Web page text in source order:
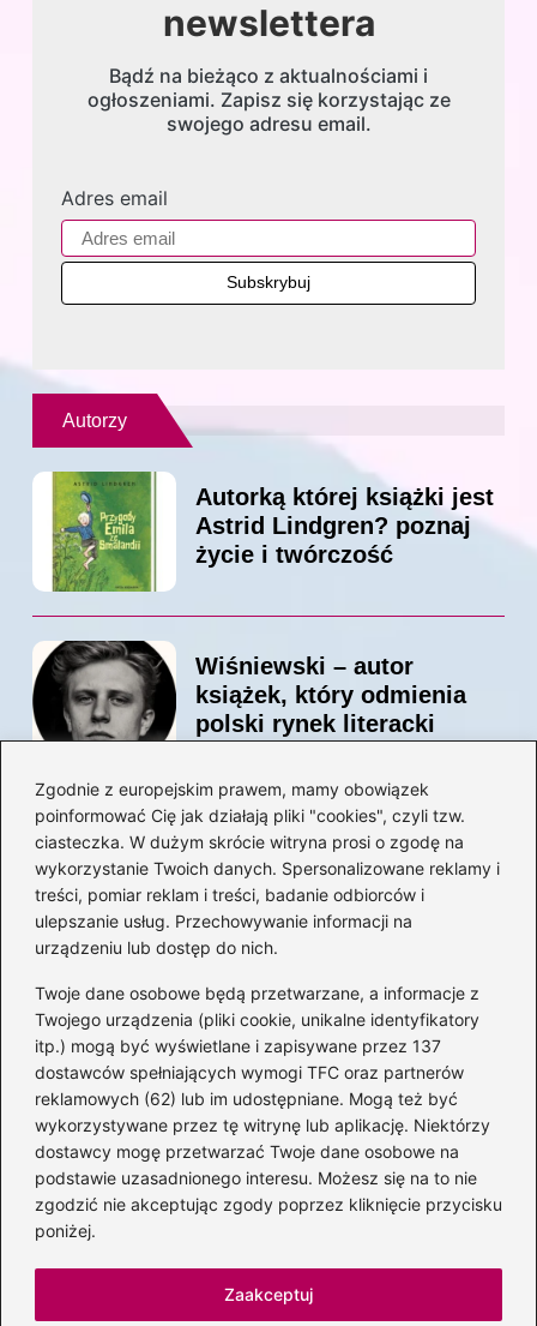
Zgodnie z europejskim prawem, mamy obowiązek
poinformować Cię jak działają pliki "cookies", czyli tzw.
ciasteczka. W dużym skrócie witryna prosi o zgodę na
wykorzystanie Twoich danych. Spersonalizowane reklamy i
treści, pomiar reklam i treści, badanie odbiorców i
ulepszanie usług. Przechowywanie informacji na
urządzeniu lub dostęp do nich.
Twoje dane osobowe będą przetwarzane, a informacje z
Twojego urządzenia (pliki cookie, unikalne identyfikatory
itp.) mogą być wyświetlane i zapisywane przez 137
dostawców spełniających wymogi TFC oraz partnerów
reklamowych (62) lub im udostępniane. Mogą też być
wykorzystywane przez tę witrynę lub aplikację. Niektórzy
dostawcy mogę przetwarzać Twoje dane osobowe na
podstawie uzasadnionego interesu. Możesz się na to nie
zgodzić nie akceptując zgody poprzez kliknięcie przycisku
poniżej.
Zaakceptuj
newslettera
Bądź na bieżąco z aktualnościami i
ogłoszeniami. Zapisz się korzystając ze
swojego adresu email.
Adres email
Autorzy
Autorką której książki jest
Astrid Lindgren? poznaj
życie i twórczość
Wiśniewski – autor
książek, który odmienia
polski rynek literacki
Magiczne kulisy życia
autora książki o Kubusiu
Puchatku
Odkryj inne książki autora
„Jaś i Małgosia”, które
musisz przeczytać
Odkrywając magiczny
świat: jakie książki napisał